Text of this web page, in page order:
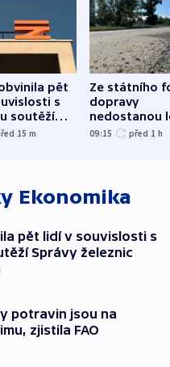
pět
s
soutěží
15 m
Ze státního
dopravy
nedostanou
kraje na
09:15 před 1 h
Ekonomika
pět lidí v souvislosti s
Správy železnic
potravin jsou na
zjistila FAO